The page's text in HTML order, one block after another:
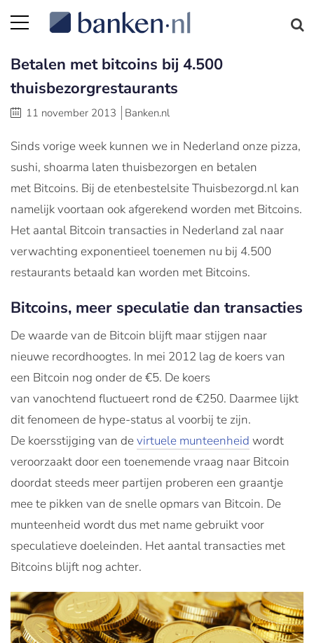
Betalen met bitcoins bij 4.500
thuisbezorgrestaurants
11 november 2013 Banken.nl
Sinds vorige week kunnen we in Nederland onze pizza,
sushi, shoarma laten thuisbezorgen en betalen
met Bitcoins. Bij de etenbestelsite Thuisbezorgd.nl kan
namelijk voortaan ook afgerekend worden met Bitcoins.
Het aantal Bitcoin transacties in Nederland zal naar
verwachting exponentieel toenemen nu bij 4.500
restaurants betaald kan worden met Bitcoins.
Bitcoins, meer speculatie dan transacties
De waarde van de Bitcoin blijft maar stijgen naar
nieuwe recordhoogtes. In mei 2012 lag de koers van
een Bitcoin nog onder de €5. De koers
van vanochtend fluctueert rond de €250. Daarmee lijkt
dit fenomeen de hype-status al voorbij te zijn.
De koersstijging van devirtuele munteenheid wordt
veroorzaakt door een toenemende vraag naar Bitcoin
doordat steeds meer partijen proberen een graantje
mee te pikken van de snelle opmars van Bitcoin. De
munteenheid wordt dus met name gebruikt voor
speculatieve doeleinden. Het aantal transacties met
Bitcoins blijft nog achter.